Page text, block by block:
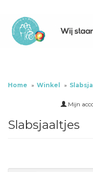
Home Winkel
Mijn
Slabsjaaltjes